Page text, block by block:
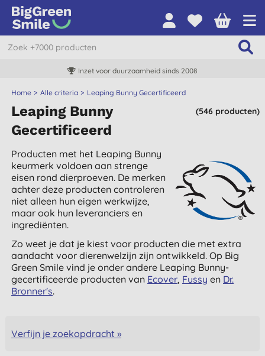
Inzet voor duurzaamheid sinds 2008
Home Alle criteria Leaping Bunny Gecertificeerd
(546 producten)
Leaping Bunny
Gecertificeerd
Producten met het Leaping Bunny
keurmerk voldoen aan strenge
eisen rond dierproeven. De merken
achter deze producten controleren
niet alleen hun eigen werkwijze,
maar ook hun leveranciers en
ingrediënten.
Zo weet je dat je kiest voor producten die met extra
aandacht voor dierenwelzijn zijn ontwikkeld. Op Big
Green Smile vind je onder andere Leaping Bunny-
gecertificeerde producten van Ecover, Fussy en Dr.
Bronner's.
Verfijn je zoekopdracht »